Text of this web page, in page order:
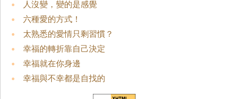
人沒變，變的是感覺
六種愛的方式！
太熟悉的愛情只剩習慣？
幸福的轉折靠自己決定
幸福就在你身邊
幸福與不幸都是自找的